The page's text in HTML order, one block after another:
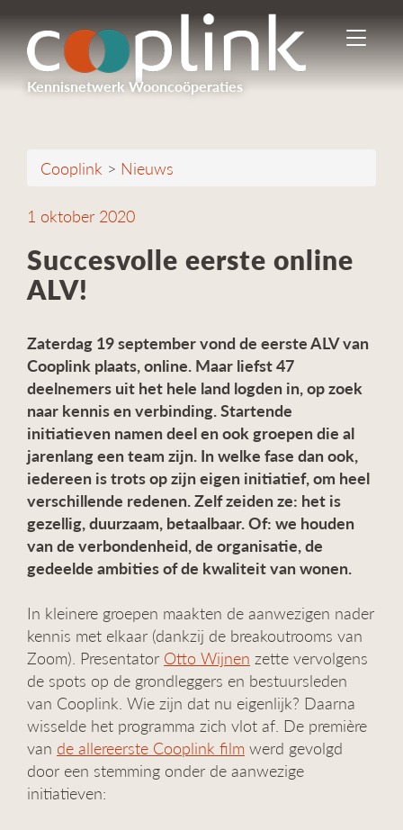
Kennisnetwerk Wooncoöperaties
I
n
-
n
v
i
i
Cooplink > Nieuws
1 oktober 2020
Succesvolle eerste online
ALV!
Zaterdag 19 september vond de eerste ALV van
Cooplink plaats, online. Maar liefst 47
deelnemers uit het hele land logden in, op zoek
naar kennis en verbinding. Startende
initiatieven namen deel en ook groepen die al
jarenlang een team zijn. In welke fase dan ook,
iedereen is trots op zijn eigen initiatief, om heel
verschillende redenen. Zelf zeiden ze: het is
gezellig, duurzaam, betaalbaar. Of: we houden
van de verbondenheid, de organisatie, de
gedeelde ambities of de kwaliteit van wonen.
In kleinere groepen maakten de aanwezigen nader
kennis met elkaar (dankzij de breakoutrooms van
Zoom). Presentator Otto Wijnen zette vervolgens
de spots op de grondleggers en bestuursleden
van Cooplink. Wie zijn dat nu eigenlijk? Daarna
wisselde het programma zich vlot af. De première
van de allereerste Cooplink film werd gevolgd
door een stemming onder de aanwezige
initiatieven: